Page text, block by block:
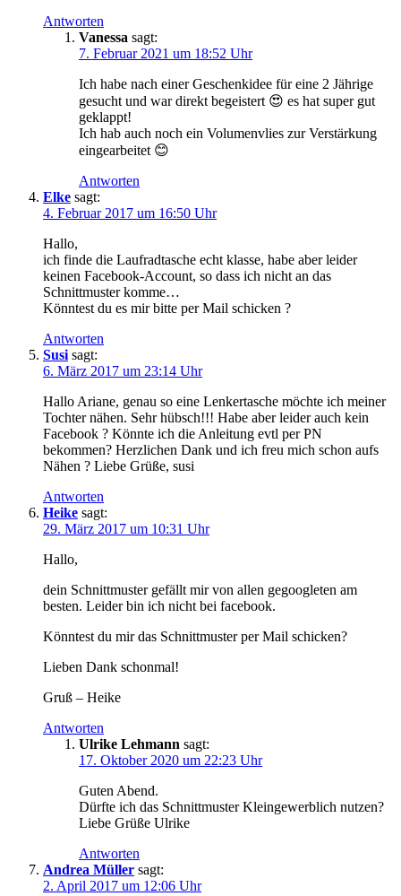
Antworten
Vanessa sagt:
7. Februar 2021 um 18:52 Uhr
Ich habe nach einer Geschenkidee für eine 2 Jährige
gesucht und war direkt begeistert 😍 es hat super gut
geklappt!
Ich hab auch noch ein Volumenvlies zur Verstärkung
eingearbeitet 😊
Antworten
Elke sagt:
4. Februar 2017 um 16:50 Uhr
Hallo,
ich finde die Laufradtasche echt klasse, habe aber leider
keinen Facebook-Account, so dass ich nicht an das
Schnittmuster komme…
Könntest du es mir bitte per Mail schicken ?
Antworten
Susi sagt:
6. März 2017 um 23:14 Uhr
Hallo Ariane, genau so eine Lenkertasche möchte ich meiner
Tochter nähen. Sehr hübsch!!! Habe aber leider auch kein
Facebook ? Könnte ich die Anleitung evtl per PN
bekommen? Herzlichen Dank und ich freu mich schon aufs
Nähen ? Liebe Grüße, susi
Antworten
Heike sagt:
29. März 2017 um 10:31 Uhr
Hallo,
dein Schnittmuster gefällt mir von allen gegoogleten am
besten. Leider bin ich nicht bei facebook.
Könntest du mir das Schnittmuster per Mail schicken?
Lieben Dank schonmal!
Gruß – Heike
Antworten
Ulrike Lehmann sagt:
17. Oktober 2020 um 22:23 Uhr
Guten Abend.
Dürfte ich das Schnittmuster Kleingewerblich nutzen?
Liebe Grüße Ulrike
Antworten
Andrea Müller sagt:
2. April 2017 um 12:06 Uhr